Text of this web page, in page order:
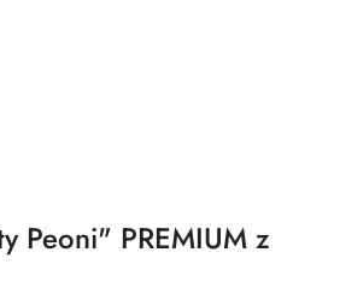
Peoni" PREMIUM z